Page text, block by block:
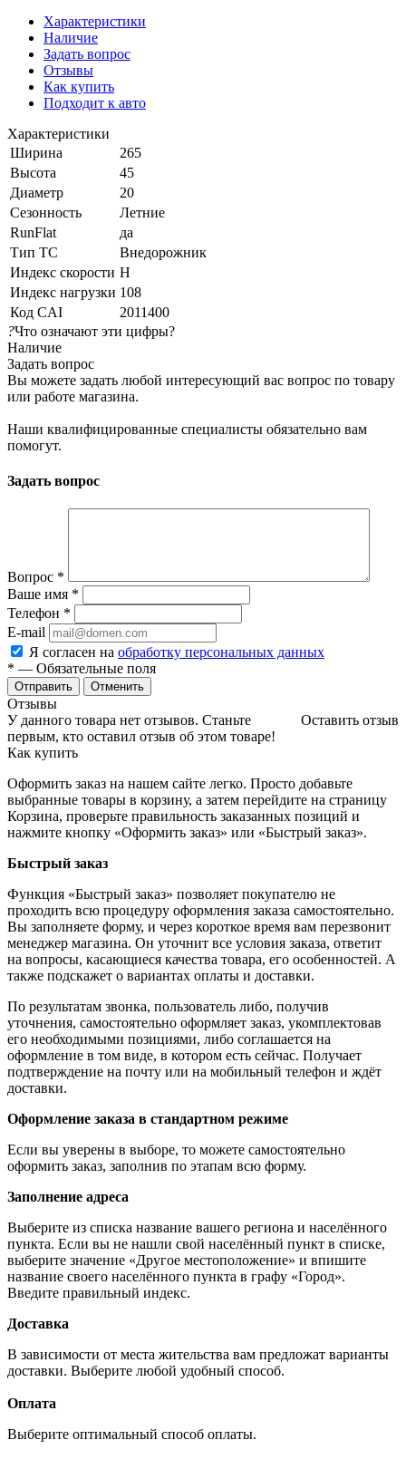
Характеристики
Наличие
Задать вопрос
Отзывы
Как купить
Подходит к авто
Характеристики
Ширина
265
Высота
45
Диаметр
20
Сезонность
Летние
RunFlat
да
Тип ТС
Внедорожник
Индекс скорости H
Индекс нагрузки 108
Код CAI
2011400
?Что означают эти цифры?
Наличие
Задать вопрос
Вы можете задать любой интересующий вас вопрос по товару
или работе магазина.
Наши квалифицированные специалисты обязательно вам
помогут.
Задать вопрос
Вопрос *
Ваше имя *
Телефон *
E-mail
Я согласен на обработку персональных данных
* — Обязательные поля
Отменить
Отзывы
Оставить отзыв
У данного товара нет отзывов. Станьте
первым, кто оставил отзыв об этом товаре!
Как купить
Оформить заказ на нашем сайте легко. Просто добавьте
выбранные товары в корзину, а затем перейдите на страницу
Корзина, проверьте правильность заказанных позиций и
нажмите кнопку «Оформить заказ» или «Быстрый заказ».
Быстрый заказ
Функция «Быстрый заказ» позволяет покупателю не
проходить всю процедуру оформления заказа самостоятельно.
Вы заполняете форму, и через короткое время вам перезвонит
менеджер магазина. Он уточнит все условия заказа, ответит
на вопросы, касающиеся качества товара, его особенностей. А
также подскажет о вариантах оплаты и доставки.
По результатам звонка, пользователь либо, получив
уточнения, самостоятельно оформляет заказ, укомплектовав
его необходимыми позициями, либо соглашается на
оформление в том виде, в котором есть сейчас. Получает
подтверждение на почту или на мобильный телефон и ждёт
доставки.
Оформление заказа в стандартном режиме
Если вы уверены в выборе, то можете самостоятельно
оформить заказ, заполнив по этапам всю форму.
Заполнение адреса
Выберите из списка название вашего региона и населённого
пункта. Если вы не нашли свой населённый пункт в списке,
выберите значение «Другое местоположение» и впишите
название своего населённого пункта в графу «Город».
Введите правильный индекс.
Доставка
В зависимости от места жительства вам предложат варианты
доставки. Выберите любой удобный способ.
Оплата
Выберите оптимальный способ оплаты.